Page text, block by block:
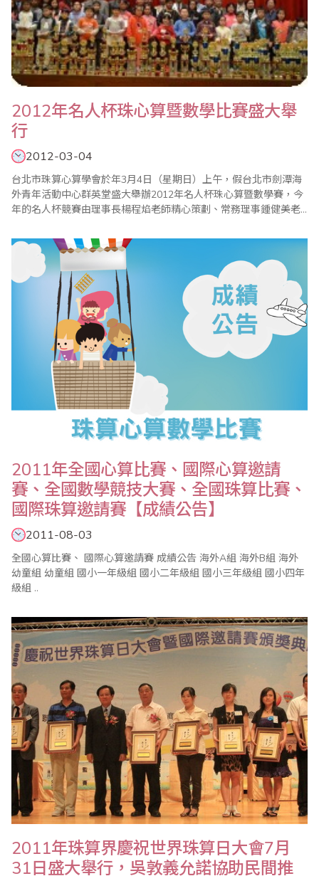
2012年名人杯珠心算暨數學比賽盛大舉
行
2012-03-04
台北市珠算心算學會於年3月4日（星期日）上午，假台北市劍潭海
外青年活動中心群英堂盛大舉辦2012年名人杯珠心算暨數學賽，今
年的名人杯競賽由理事長楊程焰老師精心策劃、常務理事鍾健美老
老師們的協助與配合，比賽圓滿成功！本屆比賽，在珠心算部份，
和往年有些不同。為了讓更多孩子能一同體驗這場盛會，特別增設
心算組，同時保留著名人杯最大的特色--唸心算比..
2011年全國心算比賽、國際心算邀請
賽、全國數學競技大賽、全國珠算比賽、
國際珠算邀請賽【成績公告】
2011-08-03
全國心算比賽、 國際心算邀請賽 成績公告 海外A組 海外B組 海外
幼童組 幼童組 國小一年級組 國小二年級組 國小三年級組 國小四年
級組 ..
2011年珠算界慶祝世界珠算日大會7月
31日盛大舉行，吳敦義允諾協助民間推